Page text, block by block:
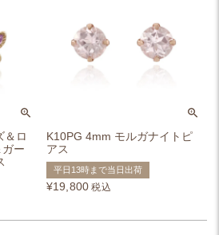
＆ロ
ー
K10PG 4mm モルガナイトピ
アス
平日13時まで当日出荷
¥19,800 税込